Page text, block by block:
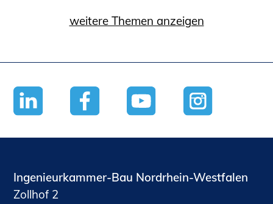
weitere Themen anzeigen
Ingenieurkammer-Bau Nordrhein-Westfalen
Zollhof 2